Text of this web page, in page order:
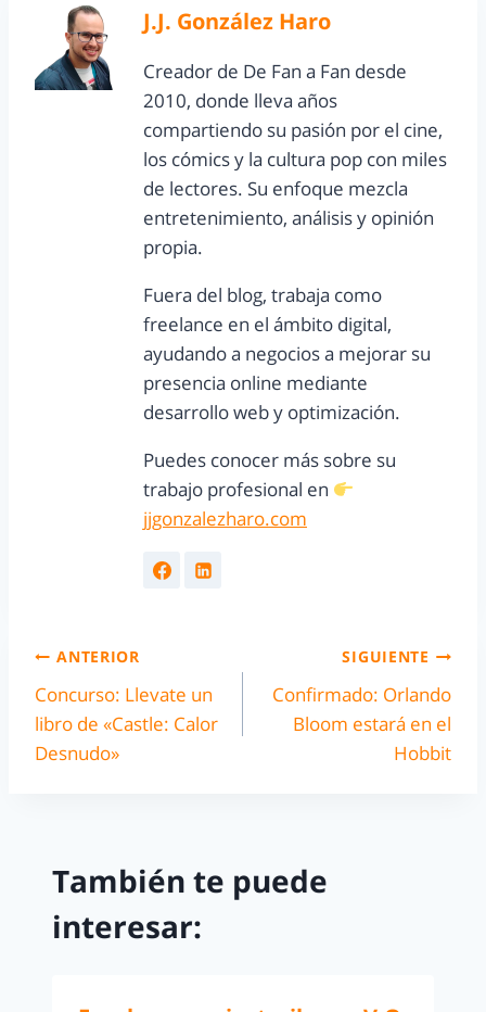
J.J. González Haro
Creador de De Fan a Fan desde
2010, donde lleva años
compartiendo su pasión por el cine,
los cómics y la cultura pop con miles
de lectores. Su enfoque mezcla
entretenimiento, análisis y opinión
propia.
Fuera del blog, trabaja como
freelance en el ámbito digital,
ayudando a negocios a mejorar su
presencia online mediante
desarrollo web y optimización.
Puedes conocer más sobre su
trabajo profesional en
jjgonzalezharo.com
ANTERIOR
Concurso: Llevate un
libro de «Castle: Calor
Desnudo»
SIGUIENTE
Confirmado: Orlando
Bloom estará en el
Hobbit
También te puede
interesar: